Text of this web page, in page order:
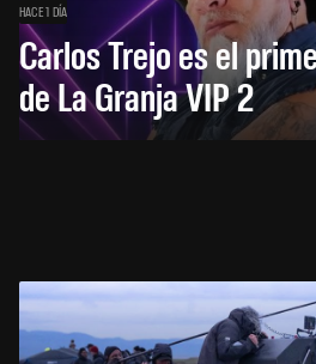
HACE 1 DÍA
Carlos Trejo es el
de La Granja VIP 2